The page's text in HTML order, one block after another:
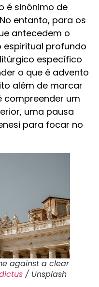
é sinônimo de
entanto, para os
antecedem o
espiritual profundo
específico
o que é advento
além de marcar
compreender um
uma pausa
para focar no
against a clear
/ Unsplash